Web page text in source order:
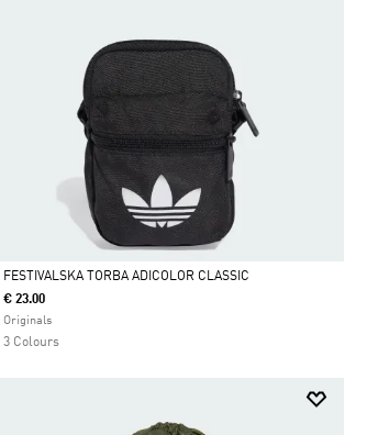
Da
FESTIVALSKA TORBA ADICOLOR CLASSIC
€ 23.00
Originals
3 Colours